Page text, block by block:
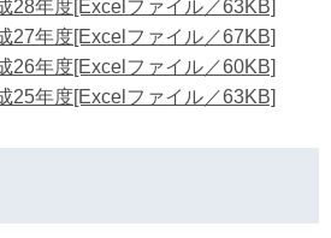
28年度[Excelファイル／63KB]
27年度[Excelファイル／67KB]
26年度[Excelファイル／60KB]
25年度[Excelファイル／63KB]